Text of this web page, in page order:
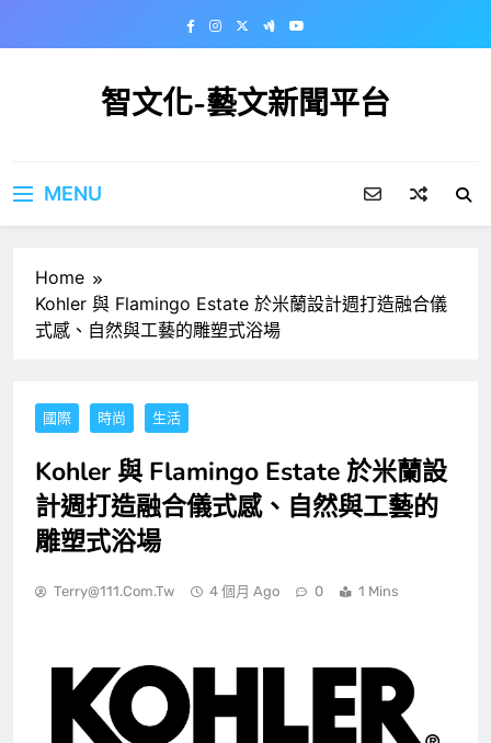
智文化-藝文新聞平台
MENU
Home
Kohler 與 Flamingo Estate 於米蘭設計週打造融合儀
式感、自然與工藝的雕塑式浴場
國際 時尚 生活
Kohler 與 Flamingo Estate 於米蘭設
計週打造融合儀式感、自然與工藝的
雕塑式浴場
Terry@111.com.tw 4 個月 Ago 0 1 Mins